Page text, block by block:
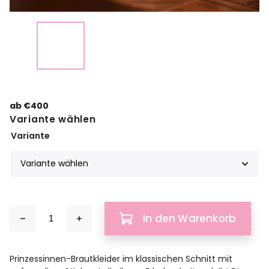
ab €400
Variante wählen
Variante
In den Warenkorb
Prinzessinnen-Brautkleider im klassischen Schnitt mit